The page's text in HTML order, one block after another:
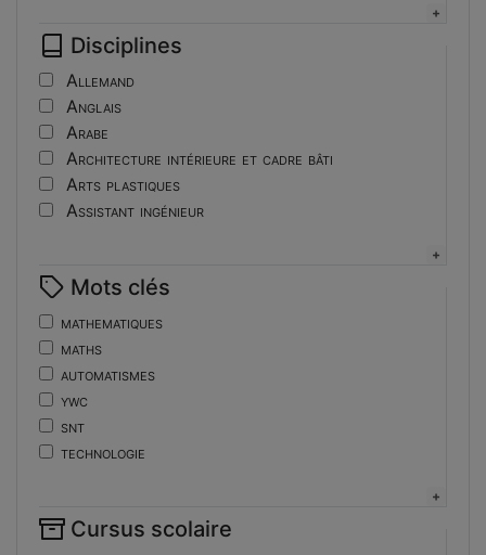
Travaux d'élèves/étudiants
Tutoriel
Disciplines
Allemand
Anglais
Arabe
Architecture intérieure et cadre bâti
Arts plastiques
Assistant ingénieur
Boulangerie
Braille
Bureautique
Céramique industrielle
Chinois
Cinéma et photographie
Coiffure
Construction et réparation en carrosserie
Mots clés
mathematiques
maths
automatismes
ywc
snt
technologie
fonctions-lp
Cursus scolaire